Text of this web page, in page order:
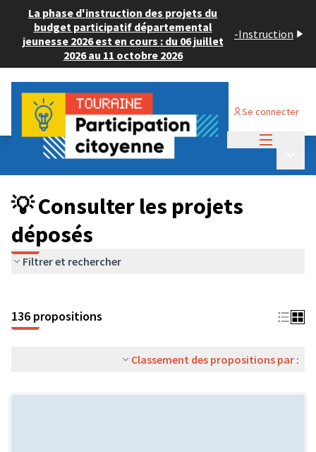
La phase d'instruction des projets du
budget participatif départemental
jeunesse 2026 est en cours : du 06 juillet
2026 au 11 octobre 2026
-Instruction
Se connecter
Budget Participatif JEUNESSE 2024
💡 Consulter les projets déposés
💡 Consulter les projets
déposés
Filtrer et rechercher
136 propositions
Classement des propositions par :